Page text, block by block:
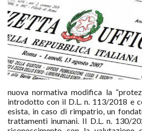
nuova normativa modifica la
introdotto con il D.L. n. 113/2018 e
esista, in caso di rimpatrio, un
trattamenti inumani. Il D.L. n. 130/